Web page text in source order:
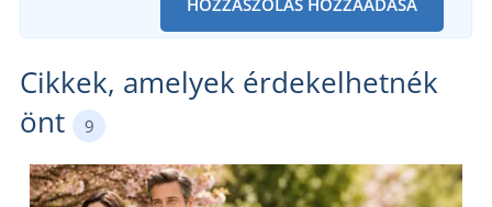
Cikkek, amelyek érdekelhetnék
önt
9